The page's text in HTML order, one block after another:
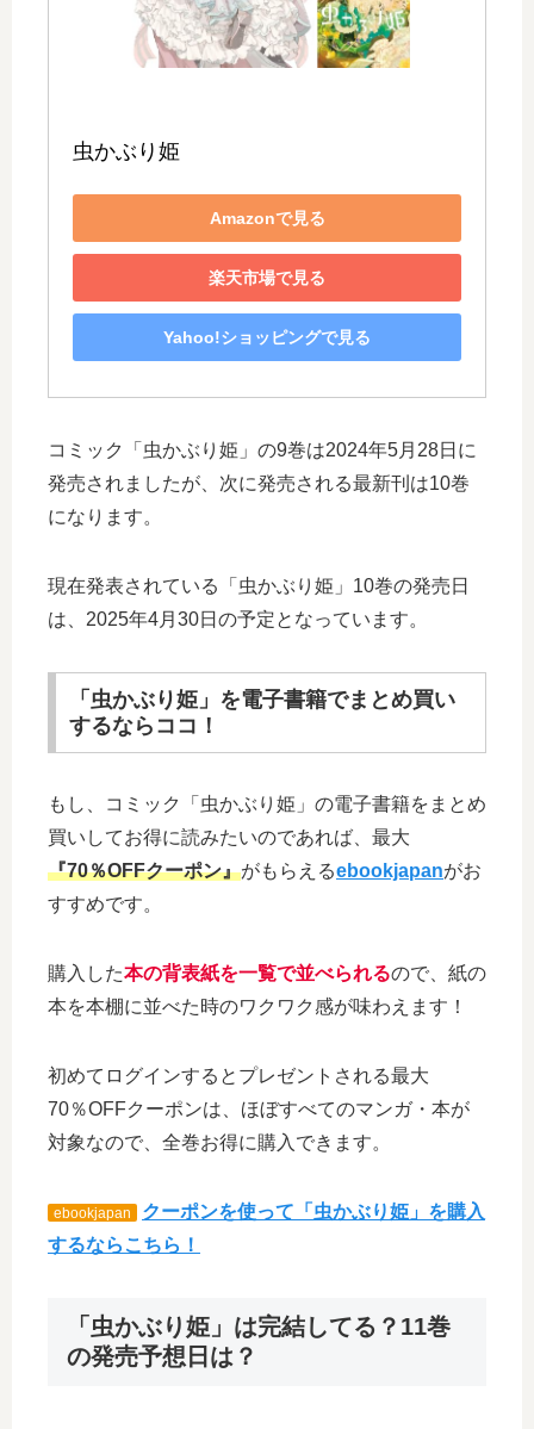
虫かぶり姫
Amazonで見る
楽天市場で見る
Yahoo!ショッピングで見る
コミック「虫かぶり姫」の9巻は2024年5月28日に
発売されましたが、次に発売される最新刊は10巻
になります。
現在発表されている「虫かぶり姫」10巻の発売日
は、2025年4月30日の予定となっています。
「虫かぶり姫」を電子書籍でまとめ買い
するならココ！
もし、コミック「虫かぶり姫」の電子書籍をまとめ
買いしてお得に読みたいのであれば、最大
『70％OFFクーポン』がもらえるebookjapanがお
すすめです。
購入した本の背表紙を一覧で並べられるので、紙の
本を本棚に並べた時のワクワク感が味わえます！
初めてログインするとプレゼントされる最大
70％OFFクーポンは、ほぼすべてのマンガ・本が
対象なので、全巻お得に購入できます。
ebookjapan
クーポンを使って「虫かぶり姫」を購入
するならこちら！
「虫かぶり姫」は完結してる？11巻
の発売予想日は？